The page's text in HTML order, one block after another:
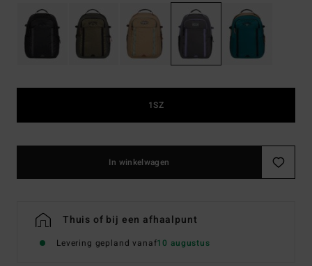
1SZ
In winkelwagen
Thuis of bij een afhaalpunt
Levering gepland vanaf10 augustus